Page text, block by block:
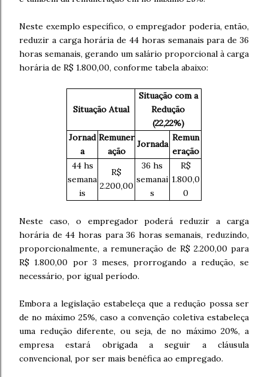
Neste exemplo específico, o empregador poderia, então,
reduzir a carga horária de 44 horas semanais para de 36
horas semanais, gerando um salário proporcional à carga
horária de R$ 1.800,00, conforme tabela abaixo:
Situação Atual
Situação com a
Redução
(22,22%)
Jornad
a
Remuner
ação
Jornada
Remun
eração
44 hs
semana
is
R$
2.200,00
36 hs
semanai
s
R$
1.800,0
0
Neste caso, o empregador poderá reduzir a carga
horária de 44 horas para 36 horas semanais, reduzindo,
proporcionalmente, a remuneração de R$ 2.200,00 para
R$ 1.800,00 por 3 meses, prorrogando a redução, se
necessário, por igual período.
Embora a legislação estabeleça que a redução possa ser
de no máximo 25%, caso a convenção coletiva estabeleça
uma redução diferente, ou seja, de no máximo 20%, a
empresa estará obrigada a seguir a cláusula
convencional, por ser mais benéfica ao empregado.